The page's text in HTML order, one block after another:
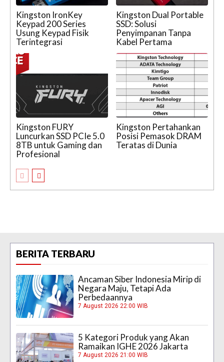
Kingston IronKey
Keypad 200 Series
Usung Keypad Fisik
Terintegrasi
Kingston Dual Portable
SSD: Solusi
Penyimpanan Tanpa
Kabel Pertama
Kingston FURY
Luncurkan SSD PCIe 5.0
8TB untuk Gaming dan
Profesional
Kingston Pertahankan
Posisi Pemasok DRAM
Teratas di Dunia
BERITA TERBARU
Ancaman Siber Indonesia Mirip di
Negara Maju, Tetapi Ada
Perbedaannya
7 August 2026 22:00 WIB
5 Kategori Produk yang Akan
Ramaikan IGHE 2026 Jakarta
7 August 2026 21:00 WIB